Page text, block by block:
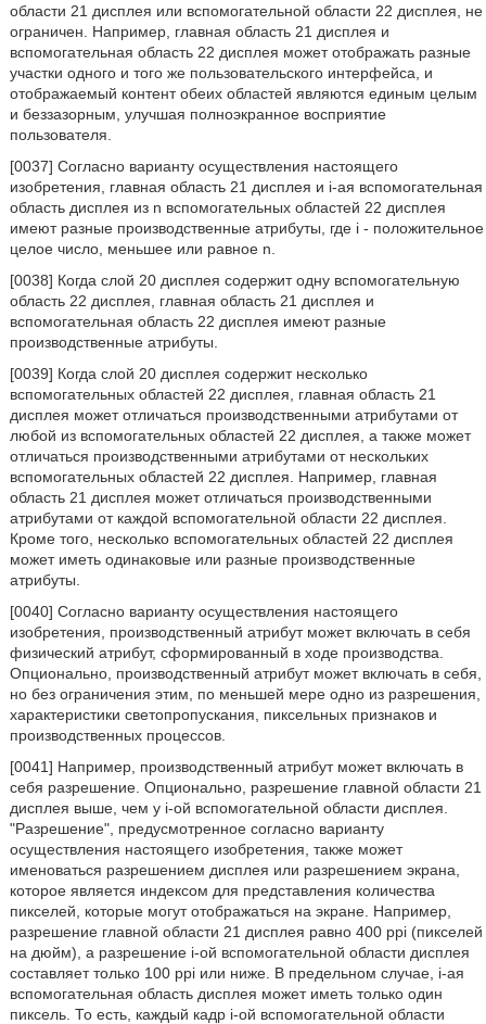
области 21 дисплея или вспомогательной области 22 дисплея, не
ограничен. Например, главная область 21 дисплея и
вспомогательная область 22 дисплея может отображать разные
участки одного и того же пользовательского интерфейса, и
отображаемый контент обеих областей являются единым целым
и беззазорным, улучшая полноэкранное восприятие
пользователя.
[0037] Согласно варианту осуществления настоящего
изобретения, главная область 21 дисплея и i-ая вспомогательная
область дисплея из n вспомогательных областей 22 дисплея
имеют разные производственные атрибуты, где i - положительное
целое число, меньшее или равное n.
[0038] Когда слой 20 дисплея содержит одну вспомогательную
область 22 дисплея, главная область 21 дисплея и
вспомогательная область 22 дисплея имеют разные
производственные атрибуты.
[0039] Когда слой 20 дисплея содержит несколько
вспомогательных областей 22 дисплея, главная область 21
дисплея может отличаться производственными атрибутами от
любой из вспомогательных областей 22 дисплея, а также может
отличаться производственными атрибутами от нескольких
вспомогательных областей 22 дисплея. Например, главная
область 21 дисплея может отличаться производственными
атрибутами от каждой вспомогательной области 22 дисплея.
Кроме того, несколько вспомогательных областей 22 дисплея
может иметь одинаковые или разные производственные
атрибуты.
[0040] Согласно варианту осуществления настоящего
изобретения, производственный атрибут может включать в себя
физический атрибут, сформированный в ходе производства.
Опционально, производственный атрибут может включать в себя,
но без ограничения этим, по меньшей мере одно из разрешения,
характеристики светопропускания, пиксельных признаков и
производственных процессов.
[0041] Например, производственный атрибут может включать в
себя разрешение. Опционально, разрешение главной области 21
дисплея выше, чем у i-ой вспомогательной области дисплея.
"Разрешение", предусмотренное согласно варианту
осуществления настоящего изобретения, также может
именоваться разрешением дисплея или разрешением экрана,
которое является индексом для представления количества
пикселей, которые могут отображаться на экране. Например,
разрешение главной области 21 дисплея равно 400 ppi (пикселей
на дюйм), а разрешение i-ой вспомогательной области дисплея
составляет только 100 ppi или ниже. В предельном случае, i-ая
вспомогательная область дисплея может иметь только один
пиксель. То есть, каждый кадр i-ой вспомогательной области